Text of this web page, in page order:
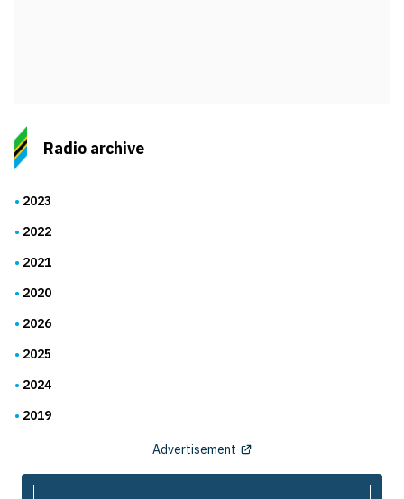
Radio archive
2023
2022
2021
2020
2026
2025
2024
2019
Advertisement